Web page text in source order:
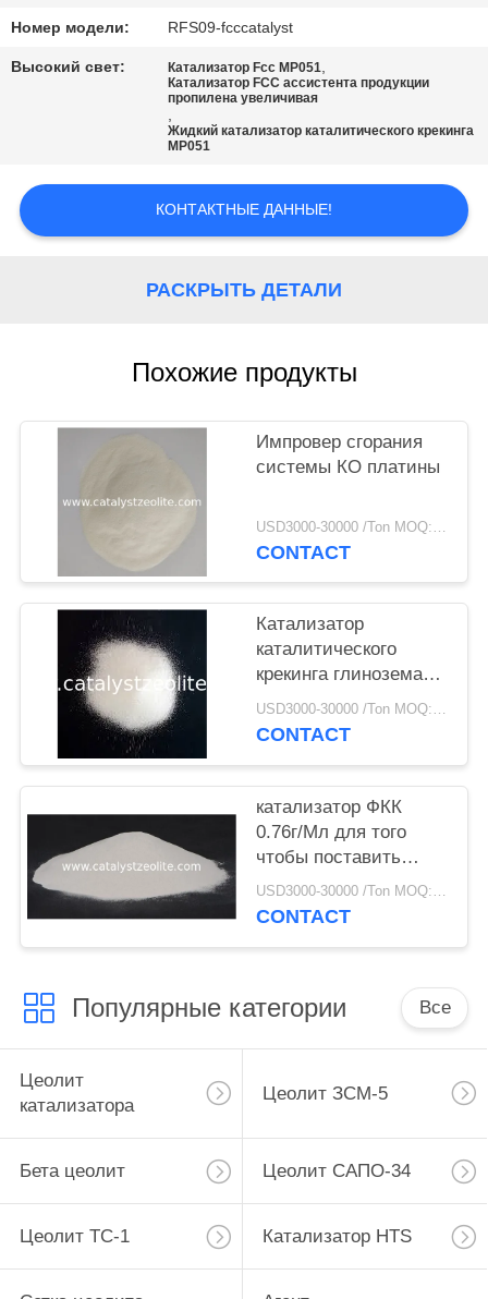
НОВОСТИ
САЙТА
Номер модели: RFS09-fcccatalyst
Высокий свет: Катализатор Fcc MP051,
Катализатор FCC ассистента продукции
пропилена увеличивая
,
Жидкий катализатор каталитического крекинга
MP051
КОНТАКТНЫЕ ДАННЫЕ!
РАСКРЫТЬ ДЕТАЛИ
Похожие продукты
Импровер сгорания
системы КО платины
USD3000-30000 /Ton MOQ:1 кг
CONTACT
Катализатор
каталитического
крекинга глинозема
ФКК глинозема 42%
жидкий
USD3000-30000 /Ton MOQ:1 кг
CONTACT
катализатор ФКК
0.76г/Мл для того
чтобы поставить
больше бутилена для
рифайнеров
USD3000-30000 /Ton MOQ:1 кг
CONTACT
Популярные категории Все
Цеолит
катализатора
Цеолит ЗСМ-5
Бета цеолит Цеолит САПО-34
Цеолит ТС-1 Катализатор HTS